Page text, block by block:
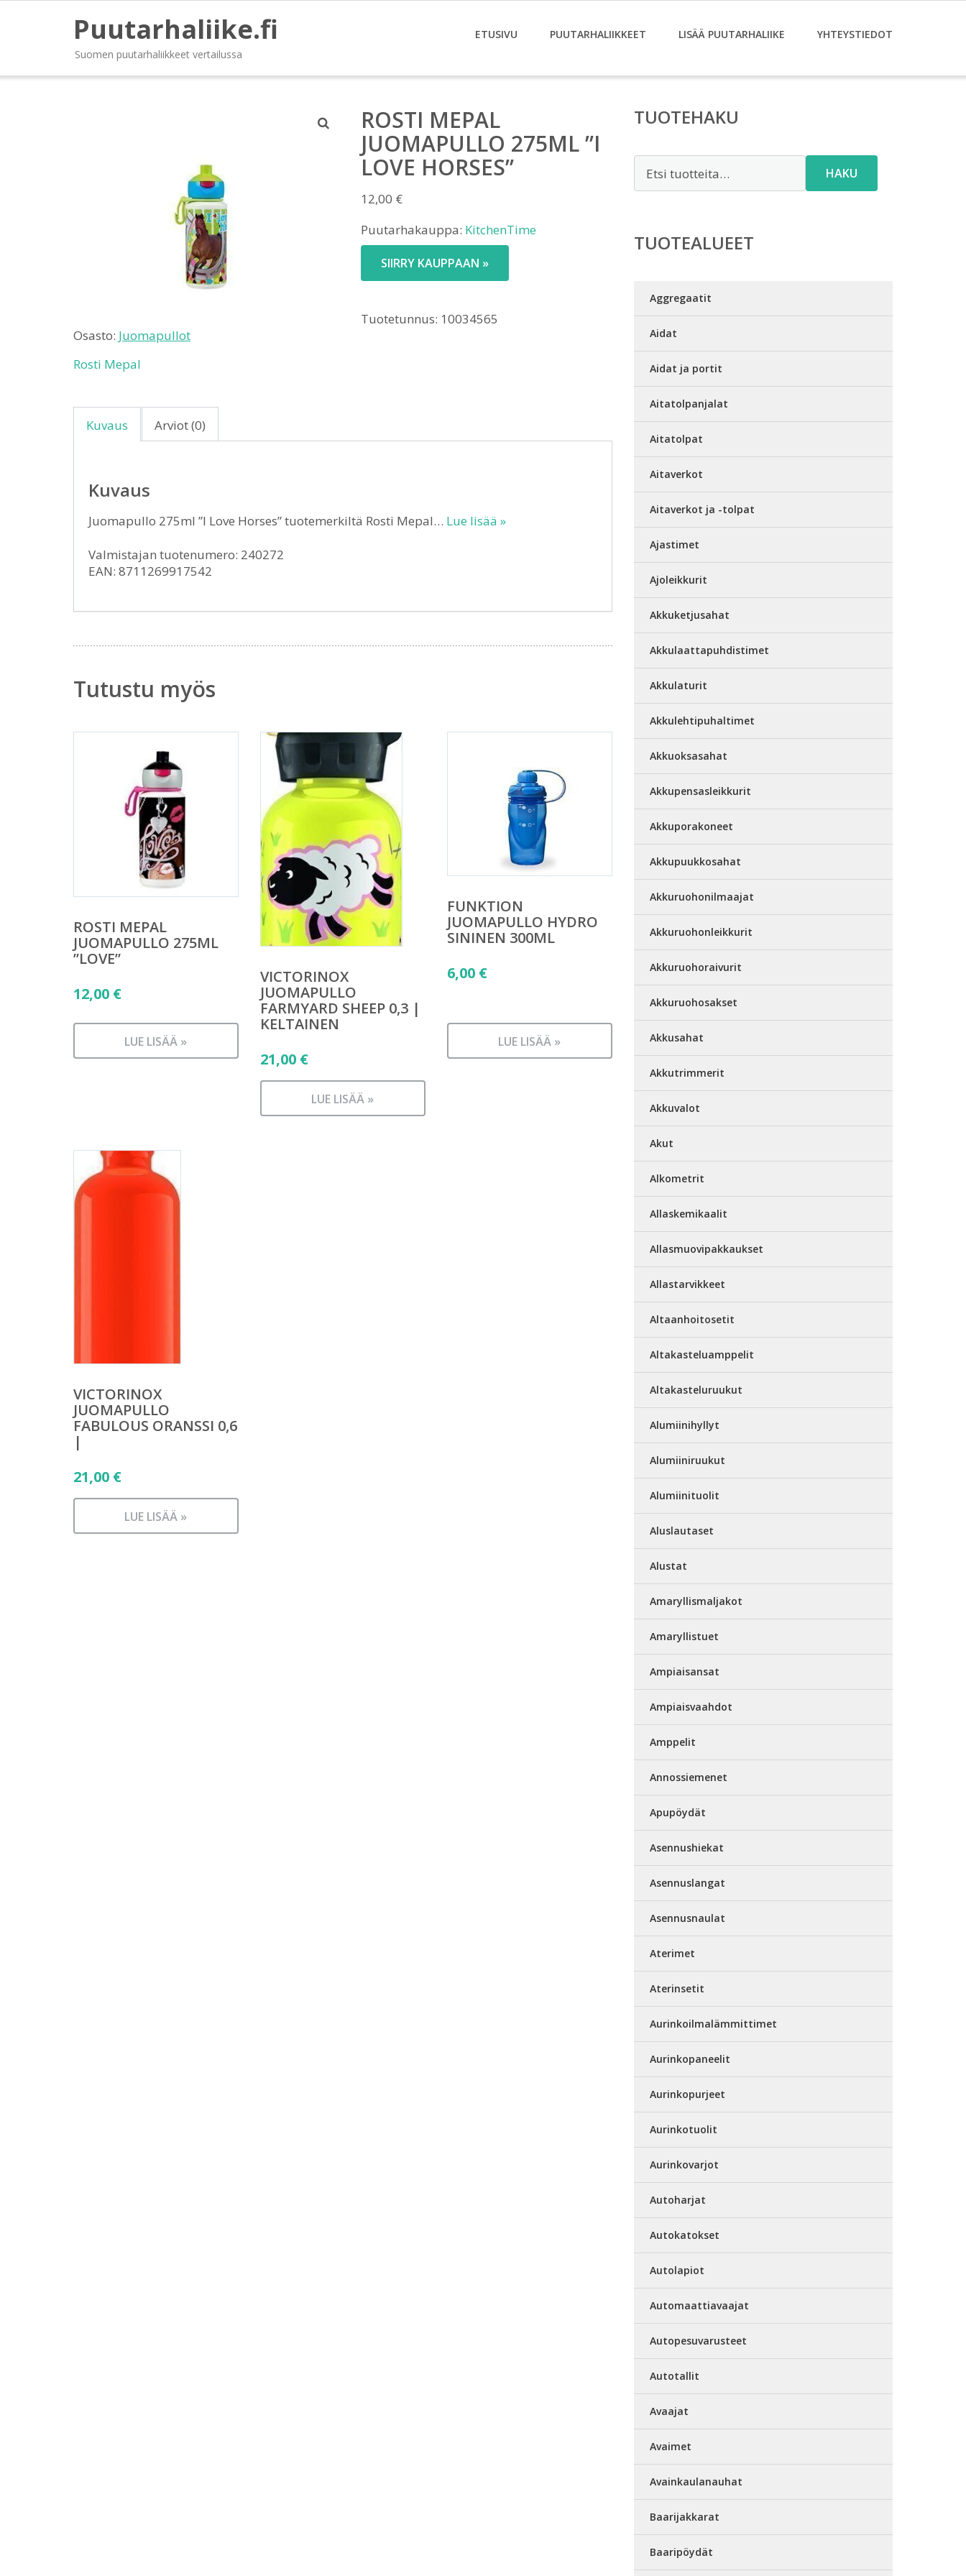
Puutarhaliike.fi
Suomen puutarhaliikkeet vertailussa
ETUSIVU PUUTARHALIIKKEET LISÄÄ PUUTARHALIIKE YHTEYSTIEDOT
ROSTI MEPAL
JUOMAPULLO 275ML ”I
LOVE HORSES”
12,00 €
Puutarhakauppa: KitchenTime
SIIRRY KAUPPAAN »
Tuotetunnus: 10034565
Osasto: Juomapullot
Rosti Mepal
Kuvaus Arviot (0)
Kuvaus
Juomapullo 275ml ”I Love Horses” tuotemerkiltä Rosti Mepal… Lue lisää »
Valmistajan tuotenumero: 240272
EAN: 8711269917542
Tutustu myös
ROSTI MEPAL
JUOMAPULLO 275ML
”LOVE”
12,00 €
LUE LISÄÄ »
VICTORINOX
JUOMAPULLO
FARMYARD SHEEP 0,3 |
KELTAINEN
21,00 €
LUE LISÄÄ »
FUNKTION
JUOMAPULLO HYDRO
SININEN 300ML
6,00 €
LUE LISÄÄ »
VICTORINOX
JUOMAPULLO
FABULOUS ORANSSI 0,6
|
21,00 €
LUE LISÄÄ »
TUOTEHAKU
HAKU
TUOTEALUEET
Aggregaatit
Aidat
Aidat ja portit
Aitatolpanjalat
Aitatolpat
Aitaverkot
Aitaverkot ja -tolpat
Ajastimet
Ajoleikkurit
Akkuketjusahat
Akkulaattapuhdistimet
Akkulaturit
Akkulehtipuhaltimet
Akkuoksasahat
Akkupensasleikkurit
Akkuporakoneet
Akkupuukkosahat
Akkuruohonilmaajat
Akkuruohonleikkurit
Akkuruohoraivurit
Akkuruohosakset
Akkusahat
Akkutrimmerit
Akkuvalot
Akut
Alkometrit
Allaskemikaalit
Allasmuovipakkaukset
Allastarvikkeet
Altaanhoitosetit
Altakasteluamppelit
Altakasteluruukut
Alumiinihyllyt
Alumiiniruukut
Alumiinituolit
Aluslautaset
Alustat
Amaryllismaljakot
Amaryllistuet
Ampiaisansat
Ampiaisvaahdot
Amppelit
Annossiemenet
Apupöydät
Asennushiekat
Asennuslangat
Asennusnaulat
Aterimet
Aterinsetit
Aurinkoilmalämmittimet
Aurinkopaneelit
Aurinkopurjeet
Aurinkotuolit
Aurinkovarjot
Autoharjat
Autokatokset
Autolapiot
Automaattiavaajat
Autopesuvarusteet
Autotallit
Avaajat
Avaimet
Avainkaulanauhat
Baarijakkarat
Baaripöydät